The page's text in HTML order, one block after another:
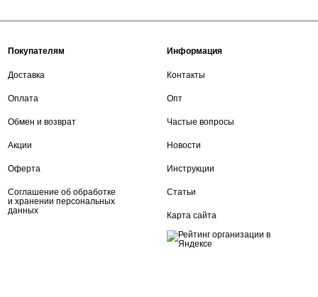
Покупателям
Доставка
Оплата
Обмен и возврат
Акции
Оферта
Соглашение об обработке
и хранении персональных
данных
Информация
Контакты
Опт
Частые вопросы
Новости
Инструкции
Статьи
Карта сайта